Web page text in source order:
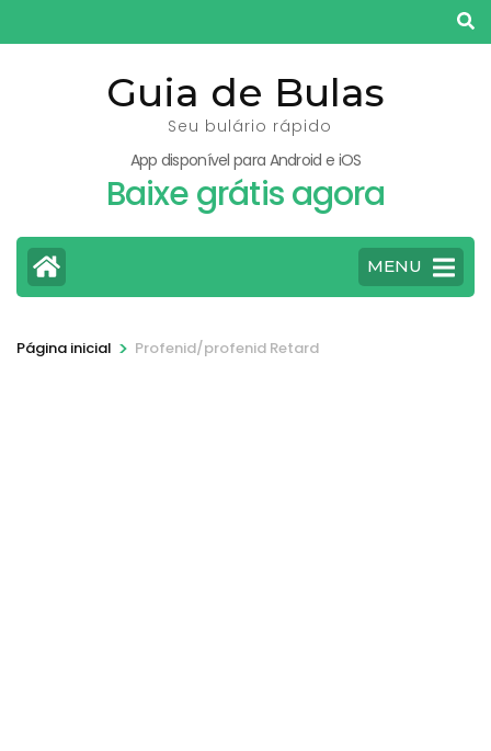
para
Guia de Bulas
Seu bulário rápido
App disponível para Android e iOS
Baixe grátis agora
MENU
Página inicial > Profenid/profenid Retard